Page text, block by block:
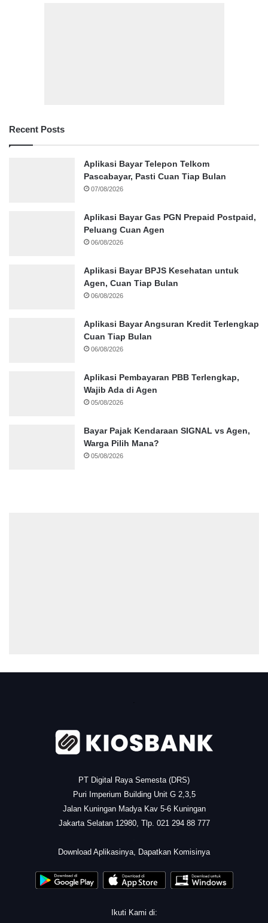
Recent Posts
Aplikasi Bayar Telepon Telkom
Pascabayar, Pasti Cuan Tiap Bulan
07/08/2026
Aplikasi Bayar Gas PGN Prepaid Postpaid,
Peluang Cuan Agen
06/08/2026
Aplikasi Bayar BPJS Kesehatan untuk
Agen, Cuan Tiap Bulan
06/08/2026
Aplikasi Bayar Angsuran Kredit Terlengkap
Cuan Tiap Bulan
06/08/2026
Aplikasi Pembayaran PBB Terlengkap,
Wajib Ada di Agen
05/08/2026
Bayar Pajak Kendaraan SIGNAL vs Agen,
Warga Pilih Mana?
05/08/2026
PT Digital Raya Semesta (DRS)
Puri Imperium Building Unit G 2,3,5
Jalan Kuningan Madya Kav 5-6 Kuningan
Jakarta Selatan 12980, Tlp. 021 294 88 777
Download Aplikasinya, Dapatkan Komisinya
Ikuti Kami di: